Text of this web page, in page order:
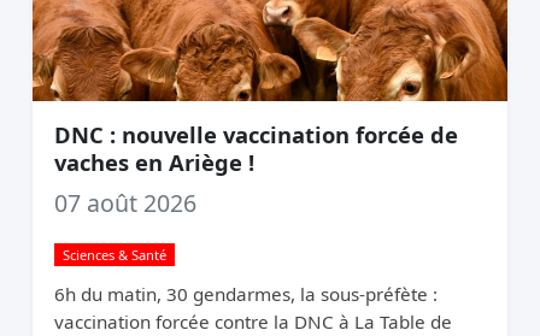
DNC : nouvelle vaccination forcée de
vaches en Ariège !
07 août 2026
Sciences & Santé
6h du matin, 30 gendarmes, la sous-préfète :
vaccination forcée contre la DNC à La Table de